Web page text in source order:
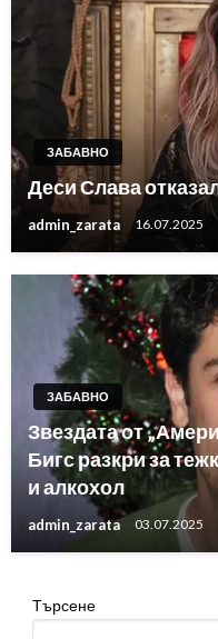
ЗАБАВНО
Деси Слава
admin_zarata 16.07.2025
ЗАБАВНО
Звездата от
Бигс разкри за
и алкохол
admin_zarata 03.07.2025
Търсене